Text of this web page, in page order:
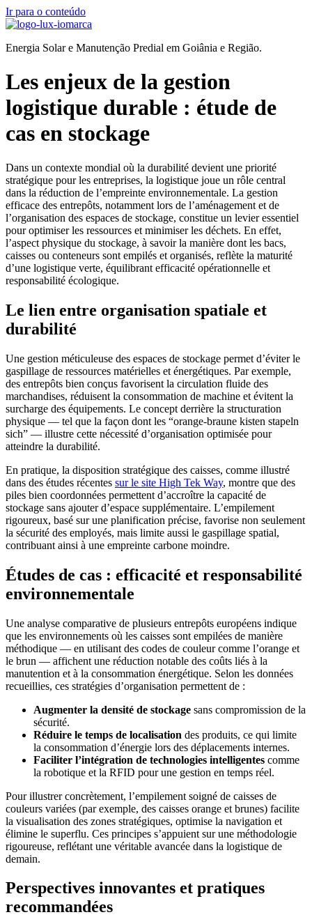
Ir para o conteúdo
Energia Solar e Manutenção Predial em Goiânia e Região.
Les enjeux de la gestion
logistique durable : étude de
cas en stockage
Dans un contexte mondial où la durabilité devient une priorité
stratégique pour les entreprises, la logistique joue un rôle central
dans la réduction de l’empreinte environnementale. La gestion
efficace des entrepôts, notamment lors de l’aménagement et de
l’organisation des espaces de stockage, constitue un levier essentiel
pour optimiser les ressources et minimiser les déchets. En effet,
l’aspect physique du stockage, à savoir la manière dont les bacs,
caisses ou conteneurs sont empilés et organisés, reflète la maturité
d’une logistique verte, équilibrant efficacité opérationnelle et
responsabilité écologique.
Le lien entre organisation spatiale et
durabilité
Une gestion méticuleuse des espaces de stockage permet d’éviter le
gaspillage de ressources matérielles et énergétiques. Par exemple,
des entrepôts bien conçus favorisent la circulation fluide des
marchandises, réduisent la consommation de machine et évitent la
surcharge des équipements. Le concept derrière la structuration
physique — tel que la façon dont les “orange-braune kisten stapeln
sich” — illustre cette nécessité d’organisation optimisée pour
atteindre la durabilité.
En pratique, la disposition stratégique des caisses, comme illustré
dans des études récentes sur le site High Tek Way, montre que des
piles bien coordonnées permettent d’accroître la capacité de
stockage sans ajouter d’espace supplémentaire. L’empilement
rigoureux, basé sur une planification précise, favorise non seulement
la sécurité des employés, mais limite aussi le gaspillage spatial,
contribuant ainsi à une empreinte carbone moindre.
Études de cas : efficacité et responsabilité
environnementale
Une analyse comparative de plusieurs entrepôts européens indique
que les environnements où les caisses sont empilées de manière
méthodique — en utilisant des codes de couleur comme l’orange et
le brun — affichent une réduction notable des coûts liés à la
manutention et à la consommation énergétique. Selon les données
recueillies, ces stratégies d’organisation permettent de :
Augmenter la densité de stockage sans compromission de la
sécurité.
Réduire le temps de localisation des produits, ce qui limite
la consommation d’énergie lors des déplacements internes.
Faciliter l’intégration de technologies intelligentes comme
la robotique et la RFID pour une gestion en temps réel.
Pour illustrer concrètement, l’empilement soigné de caisses de
couleurs variées (par exemple, des caisses orange et brunes) facilite
la visualisation des zones stratégiques, optimise la navigation et
élimine le superflu. Ces principes s’appuient sur une méthodologie
rigoureuse, reflétant une véritable avancée dans la logistique de
demain.
Perspectives innovantes et pratiques
recommandées